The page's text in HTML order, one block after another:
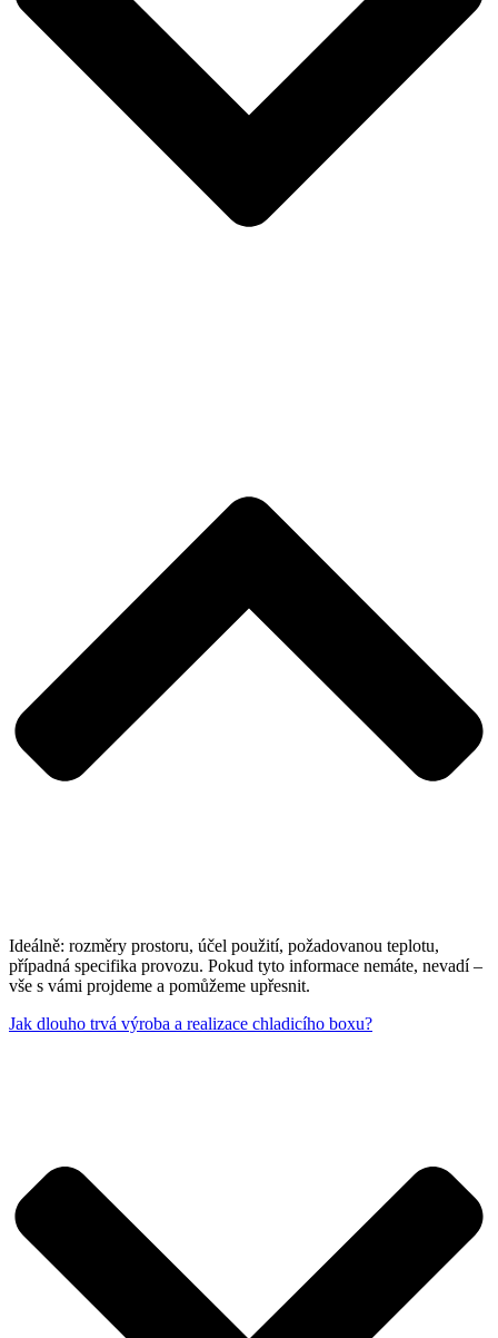
Ideálně: rozměry prostoru, účel použití, požadovanou teplotu,
případná specifika provozu. Pokud tyto informace nemáte, nevadí –
vše s vámi projdeme a pomůžeme upřesnit.
Jak dlouho trvá výroba a realizace chladicího boxu?